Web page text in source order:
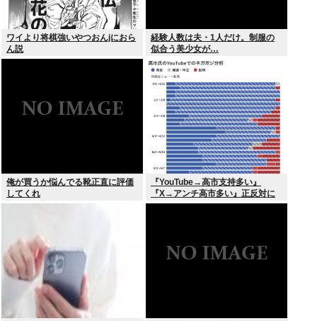
ワイより将棋強いやつおんjにおら
ん説
経験人数は夫・1人だけ。制服の
似合う美少女が…
俺が買うか悩んでる靴正直に評価
してくれ
『YouTube→高市支持多い』
『X→アンチ高市多い』正反対に
分かれてしまう。一体なぜ？？？